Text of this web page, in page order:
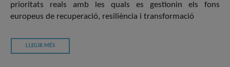
prioritats reals amb les quals es gestionin els fons
europeus de recuperació, resiliència i transformació
LLEGIR MÉS